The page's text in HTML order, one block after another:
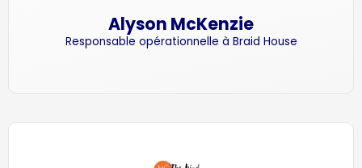
Alyson McKenzie
Responsable opérationnelle à Braid House